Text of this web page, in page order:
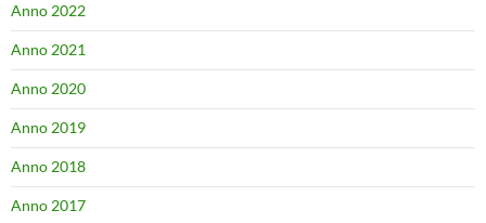
Anno 2022
Anno 2021
Anno 2020
Anno 2019
Anno 2018
Anno 2017